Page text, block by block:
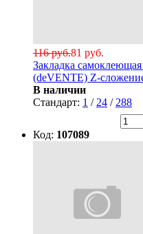
81 руб.
116 руб.
Закладка
(deVENTE) Z-
В наличии
Стандарт: 1 / 24 / 288
Код: 107089